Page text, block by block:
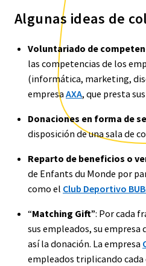
Algunas ideas de
Voluntariado de
las competencias de los
(informática, marketing,
empresa AXA, que presta
Donaciones en forma de
disposición de una sala de
Reparto de beneficios o
de Enfants du Monde por
como el Club Deportivo
“Matching Gift”: Por cada
sus empleados, su
así la donación. La empresa
empleados triplicando cada